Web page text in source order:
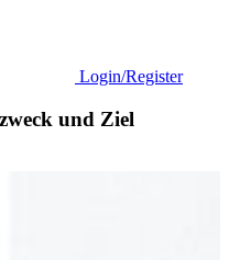
Login/Register
und Ziel